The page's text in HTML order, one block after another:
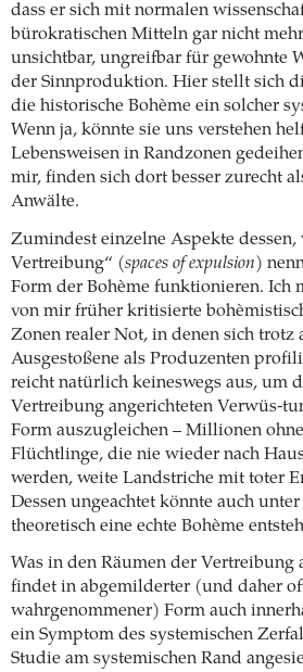
dass er sich mit normalen
bürokratischen Mitteln gar nicht
unsichtbar, ungreifbar für gewohnte
der Sinnproduktion. Hier stellt sich
die historische Bohème ein solcher
Wenn ja, könnte sie uns verstehen
Lebensweisen in Randzonen
mir, finden sich dort besser zurecht
Anwälte.
Zumindest einzelne Aspekte dessen,
Vertreibung“ (spaces of expulsion)
Form der Bohème funktionieren. Ich
von mir früher kritisierte
Zonen realer Not, in denen sich trotz
Ausgestoßene als Produzenten
reicht natürlich keineswegs aus, um
Vertreibung angerichteten Verwüs-
Form auszugleichen – Millionen
Flüchtlinge, die nie wieder nach
werden, weite Landstriche mit toter
Dessen ungeachtet könnte auch
theoretisch eine echte Bohème
Was in den Räumen der Vertreibung
findet in abgemilderter (und daher
wahrgenommener) Form auch
ein Symptom des systemischen
Studie am systemischen Rand